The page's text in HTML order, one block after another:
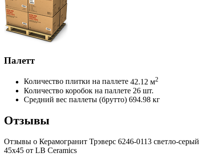
Палетт
Количество плитки на паллете 42.12 м2
Количество коробок на паллете 26 шт.
Средний вес паллеты (брутто) 694.98 кг
Отзывы
Отзывы о Керамогранит Трэверс 6246-0113 светло-серый
45x45 от LB Ceramics